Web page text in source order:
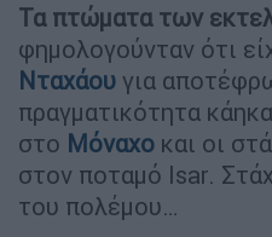
Τα πτώματα των
φημολογούνταν ότι
Νταχάου για
πραγματικότητα
στο Μόναχο και οι
στον ποταμό Isar.
του πολέμου…